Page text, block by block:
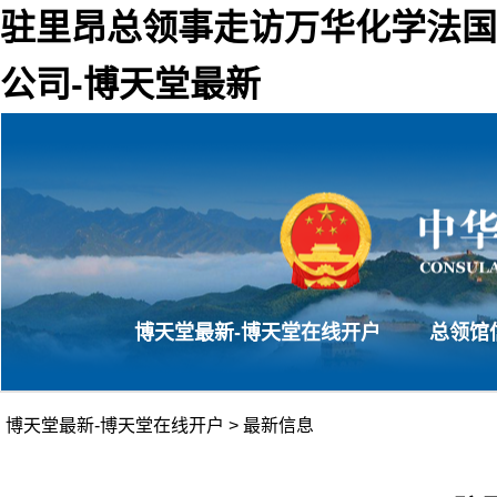
驻里昂总领事走访万华化学法国
公司-博天堂最新
博天堂最新-博天堂在线开户 总领馆
博天堂最新-博天堂在线开户 > 最新信息